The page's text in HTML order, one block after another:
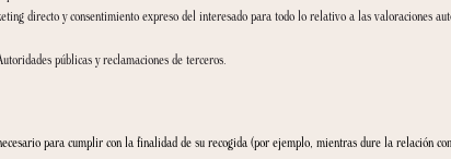
o en nuestras oficinas físicas.